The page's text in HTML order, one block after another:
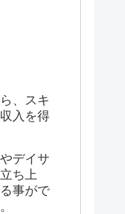
、スキ
入を得
デイサ
ち上
事がで